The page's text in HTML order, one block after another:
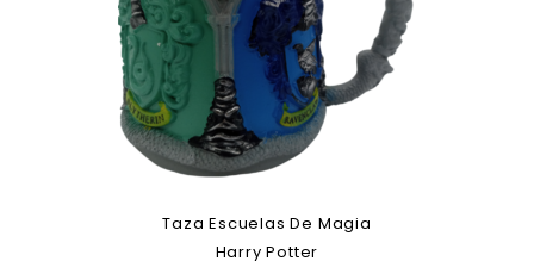
Taza Escuelas De Magia
Harry Potter